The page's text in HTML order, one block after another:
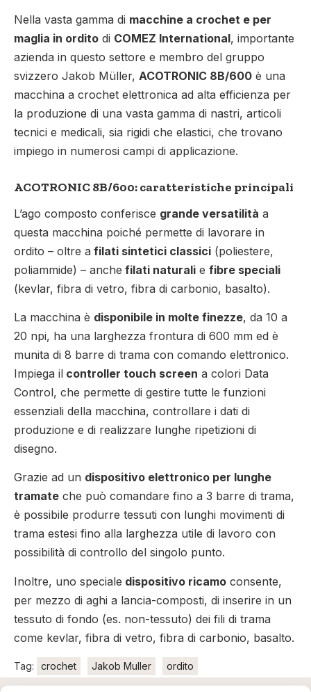
Nella vasta gamma di macchine a crochet e per
maglia in ordito di COMEZ International, importante
azienda in questo settore e membro del gruppo
svizzero Jakob Müller, ACOTRONIC 8B/600 è una
macchina a crochet elettronica ad alta efficienza per
la produzione di una vasta gamma di nastri, articoli
tecnici e medicali, sia rigidi che elastici, che trovano
impiego in numerosi campi di applicazione.
ACOTRONIC 8B/600: caratteristiche principali
L’ago composto conferisce grande versatilità a
questa macchina poiché permette di lavorare in
ordito – oltre a filati sintetici classici (poliestere,
poliammide) – anche filati naturali e fibre speciali
(kevlar, fibra di vetro, fibra di carbonio, basalto).
La macchina è disponibile in molte finezze, da 10 a
20 npi, ha una larghezza frontura di 600 mm ed è
munita di 8 barre di trama con comando elettronico.
Impiega il controller touch screen a colori Data
Control, che permette di gestire tutte le funzioni
essenziali della macchina, controllare i dati di
produzione e di realizzare lunghe ripetizioni di
disegno.
Grazie ad un dispositivo elettronico per lunghe
tramate che può comandare fino a 3 barre di trama,
è possibile produrre tessuti con lunghi movimenti di
trama estesi fino alla larghezza utile di lavoro con
possibilità di controllo del singolo punto.
Inoltre, uno speciale dispositivo ricamo consente,
per mezzo di aghi a lancia-composti, di inserire in un
tessuto di fondo (es. non-tessuto) dei fili di trama
come kevlar, fibra di vetro, fibra di carbonio, basalto.
Tag: crochet Jakob Muller ordito